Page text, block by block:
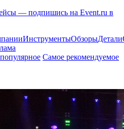
— подпишись на Event.ru в
ИнструментыОбзорыДетали
Самое рекомендуемое